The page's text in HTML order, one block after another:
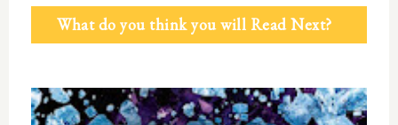
What do you think you will Read Next?